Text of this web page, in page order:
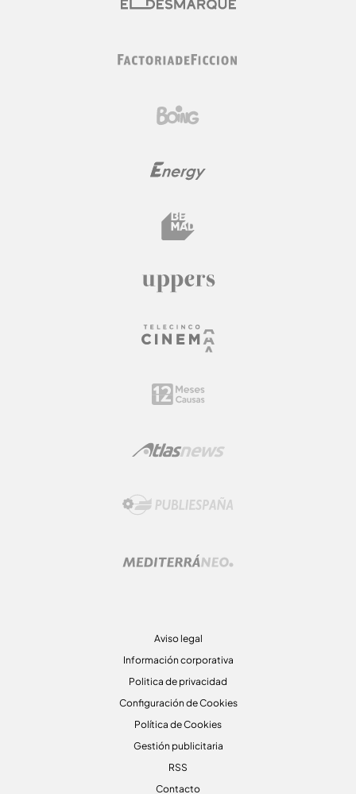
Aviso legal
Información corporativa
Politica de privacidad
Configuración de Cookies
Política de Cookies
Gestión publicitaria
RSS
Contacto